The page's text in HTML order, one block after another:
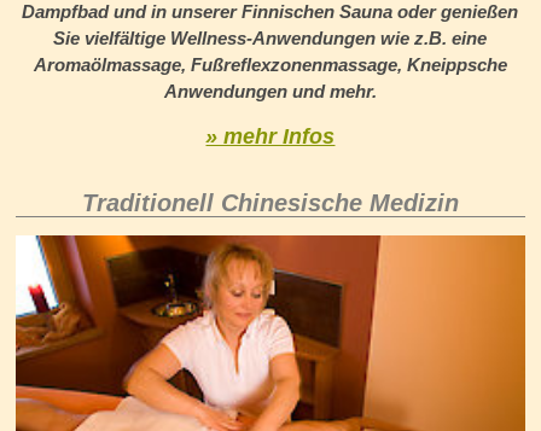
Dampfbad und in unserer Finnischen Sauna oder genießen
Sie vielfältige Wellness-Anwendungen wie z.B. eine
Aromaölmassage, Fußreflexzonenmassage, Kneippsche
Anwendungen und mehr.
» mehr Infos
Traditionell Chinesische Medizin